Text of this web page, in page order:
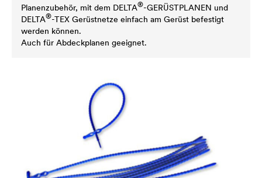
Planenzubehör, mit dem DELTA®-GERÜSTPLANEN und
DELTA®-TEX Gerüstnetze einfach am Gerüst befestigt
werden können.
Auch für Abdeckplanen geeignet.